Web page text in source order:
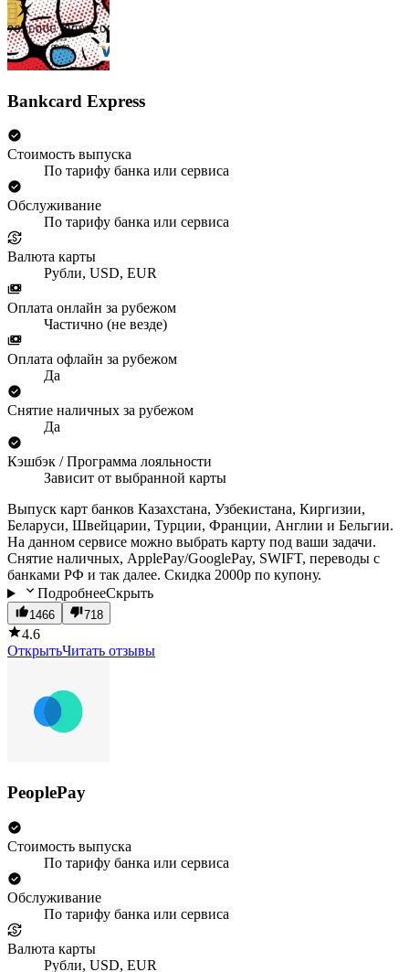
Bankcard Express
Стоимость выпуска
По тарифу банка или сервиса
Обслуживание
По тарифу банка или сервиса
Валюта карты
Рубли, USD, EUR
Оплата онлайн за рубежом
Частично (не везде)
Оплата офлайн за рубежом
Да
Снятие наличных за рубежом
Да
Кэшбэк / Программа лояльности
Зависит от выбранной карты
Выпуск карт банков Казахстана, Узбекистана, Киргизии,
Беларуси, Швейцарии, Турции, Франции, Англии и Бельгии.
На данном сервисе можно выбрать карту под ваши задачи.
Снятие наличных, ApplePay/GooglePay, SWIFT, переводы с
банками РФ и так далее. Скидка 2000р по купону.
ПодробнееСкрыть
1466 718
4.6
ОткрытьЧитать отзывы
PeoplePay
Стоимость выпуска
По тарифу банка или сервиса
Обслуживание
По тарифу банка или сервиса
Валюта карты
Рубли, USD, EUR